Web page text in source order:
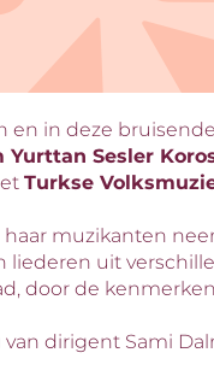
en in deze
Yurttan Sesler
Turkse
muzikanten
liederen uit
door de
dirigent Sami